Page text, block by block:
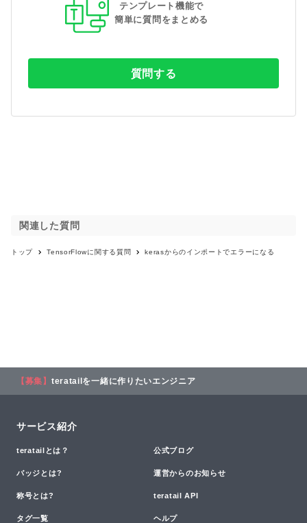
テンプレート機能で
簡単に質問をまとめる
質問する
関連した質問
トップ TensorFlowに関する質問 kerasからのインポートでエラーになる
【募集】 teratailを一緒に作りたいエンジニア
サービス紹介
teratailとは？ 公式ブログ
バッジとは? 運営からのお知らせ
称号とは? teratail API
タグ一覧 ヘルプ